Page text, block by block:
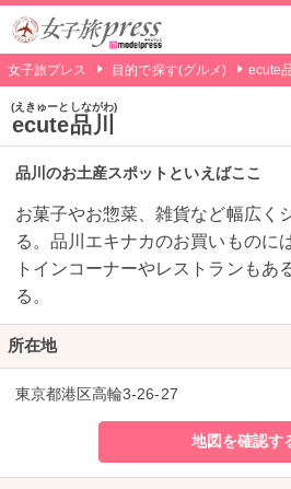
女子旅プレス 目的で探す(グルメ) ecute
ecute品川
えきゅーとしながわ
品川のお土産スポットといえばここ
お菓子やお惣菜、雑貨など幅広く
る。品川エキナカのお買いものに
トインコーナーやレストランもあ
る。
所在地
東京都港区高輪3-26-27
地図を確認す